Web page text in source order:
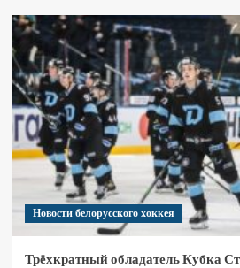
Новости белорусского хоккея
Трёхкратный обладатель Кубка